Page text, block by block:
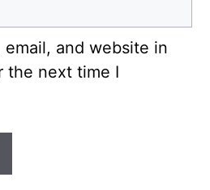
email, and website in
the next time I